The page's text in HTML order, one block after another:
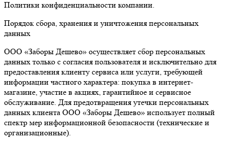
Политики конфиденциальности компании.
Порядок сбора, хранения и уничтожения персональных
данных
ООО «Заборы Дешево» осуществляет сбор персональных
данных только с согласия пользователя и исключительно для
предоставления клиенту сервиса или услуги, требующей
информации частного характера: покупка в интернет-
магазине, участие в акциях, гарантийное и сервисное
обслуживание. Для предотвращения утечки персональных
данных клиента ООО «Заборы Дешево» использует полный
спектр мер информационной безопасности (технические и
организационные).